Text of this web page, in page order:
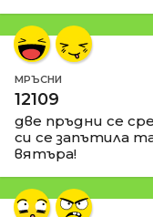
МРЪСНИ
12109
две пръдни се
си се запътила
вятъра!